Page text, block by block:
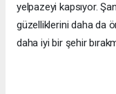
yelpazeyi kapsıyor.
güzelliklerini daha da
daha iyi bir şehir